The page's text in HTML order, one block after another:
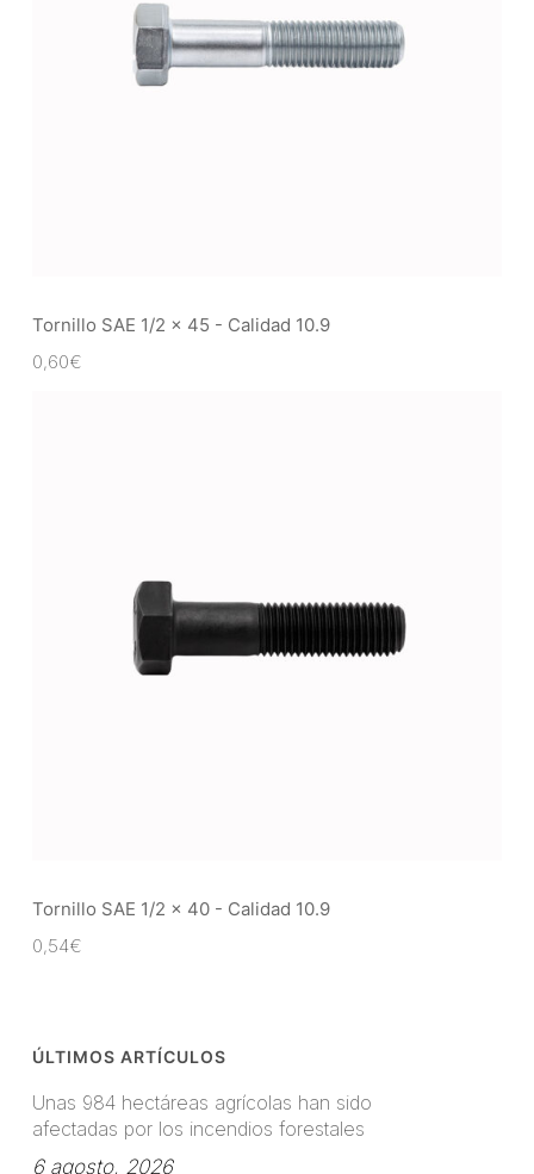
Tornillo SAE 1/2 x 45 - Calidad 10.9
0,60€
Tornillo SAE 1/2 x 40 - Calidad 10.9
0,54€
ÚLTIMOS ARTÍCULOS
Unas 984 hectáreas agrícolas han sido
afectadas por los incendios forestales
6 agosto, 2026